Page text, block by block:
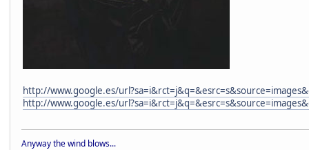
http://www.google.es/
http://www.google.es/
Anyway the wind blows...